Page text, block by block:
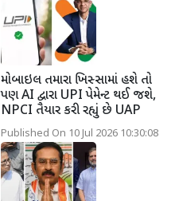
મોબાઇલ તમારા ખિસ્સામાં હશે તો
પણ AI દ્વારા UPI પેમેન્ટ થઈ જશે,
NPCI તૈયાર કરી રહ્યું છે UAP
Published On 10 Jul 2026 10:30:08